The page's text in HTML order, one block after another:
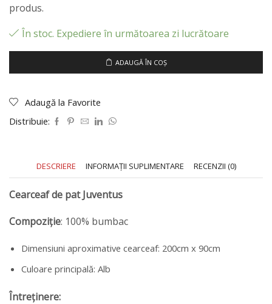
produs.
În stoc. Expediere în următoarea zi lucrătoare
ADAUGĂ ÎN COȘ
Adaugă la Favorite
Distribuie:
DESCRIERE INFORMAȚII SUPLIMENTARE RECENZII (0)
Cearceaf de pat Juventus
Compoziție: 100% bumbac
Dimensiuni aproximative cearceaf: 200cm x 90cm
Culoare principală: Alb
Întreținere: